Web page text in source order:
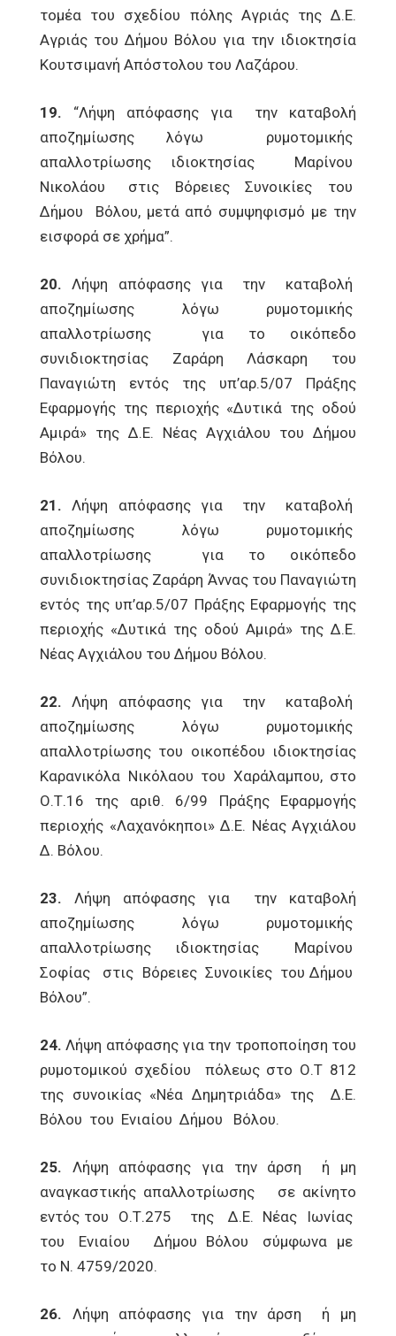
τομέα του σχεδίου πόλης Αγριάς της Δ.Ε.
Αγριάς του Δήμου Βόλου για την ιδιοκτησία
Κουτσιμανή Απόστολου του Λαζάρου.
19. “Λήψη απόφασης για την καταβολή
αποζημίωσης λόγω ρυμοτομικής
απαλλοτρίωσης ιδιοκτησίας Μαρίνου
Νικολάου στις Βόρειες Συνοικίες του
Δήμου Βόλου, μετά από συμψηφισμό με την
εισφορά σε χρήμα”.
20. Λήψη απόφασης για την καταβολή
αποζημίωσης λόγω ρυμοτομικής
απαλλοτρίωσης για το οικόπεδο
συνιδιοκτησίας Ζαράρη Λάσκαρη του
Παναγιώτη εντός της υπ’αρ.5/07 Πράξης
Εφαρμογής της περιοχής «Δυτικά της οδού
Αμιρά» της Δ.Ε. Νέας Αγχιάλου του Δήμου
Βόλου.
21.Λήψη απόφασης για την καταβολή
αποζημίωσης λόγω ρυμοτομικής
απαλλοτρίωσης για το οικόπεδο
συνιδιοκτησίας Ζαράρη Άννας του Παναγιώτη
εντός της υπ’αρ.5/07 Πράξης Εφαρμογής της
περιοχής «Δυτικά της οδού Αμιρά» της Δ.Ε.
Νέας Αγχιάλου του Δήμου Βόλου.
22.Λήψη απόφασης για την καταβολή
αποζημίωσης λόγω ρυμοτομικής
απαλλοτρίωσης του οικοπέδου ιδιοκτησίας
Καρανικόλα Νικόλαου του Χαράλαμπου, στο
Ο.Τ.16 της αριθ. 6/99 Πράξης Εφαρμογής
περιοχής «Λαχανόκηποι» Δ.Ε. Νέας Αγχιάλου
Δ. Βόλου.
23. Λήψη απόφασης για την καταβολή
αποζημίωσης λόγω ρυμοτομικής
απαλλοτρίωσης ιδιοκτησίας Μαρίνου
Σοφίας στις Βόρειες Συνοικίες του Δήμου
Βόλου”.
24.Λήψη απόφασης για την τροποποίηση του
ρυμοτομικού σχεδίου πόλεως στο Ο.Τ 812
της συνοικίας «Νέα Δημητριάδα» της Δ.Ε.
Βόλου του Ενιαίου Δήμου Βόλου.
25. Λήψη απόφασης για την άρση ή μη
αναγκαστικής απαλλοτρίωσης σε ακίνητο
εντός του Ο.Τ.275 της Δ.Ε. Νέας Ιωνίας
του Ενιαίου Δήμου Βόλου σύμφωνα με
το Ν. 4759/2020.
26. Λήψη απόφασης για την άρση ή μη